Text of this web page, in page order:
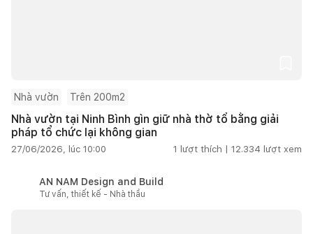
Nhà vườn Trên 200m2
Nhà vườn tại Ninh Bình gìn giữ nhà thờ tổ bằng giải
pháp tổ chức lại không gian
27/06/2026, lúc 10:00 1 lượt thích | 12.334 lượt xem
AN NAM Design and Build
Tư vấn, thiết kế - Nhà thầu